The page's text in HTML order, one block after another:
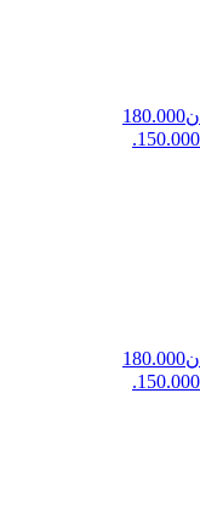
قیمت اصلی: تومان180.000
قیمت اصلی: تومان180.000